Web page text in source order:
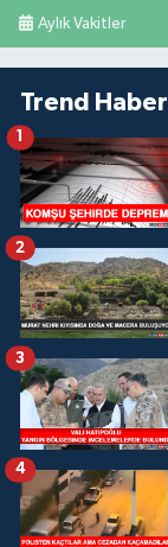
Aylık Vakitler
Trend
1
2
3
4